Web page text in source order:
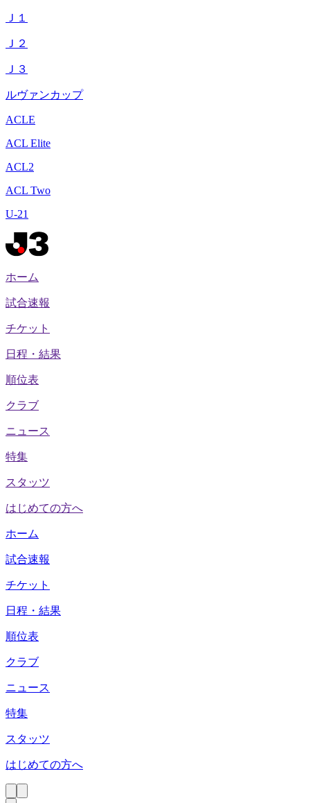
Ｊ１
Ｊ２
Ｊ３
ルヴァンカップ
ACLE
ACL Elite
ACL2
ACL Two
U-21
ホーム
試合速報
チケット
日程・結果
順位表
クラブ
ニュース
特集
スタッツ
はじめての方へ
ホーム
試合速報
チケット
日程・結果
順位表
クラブ
ニュース
特集
スタッツ
はじめての方へ